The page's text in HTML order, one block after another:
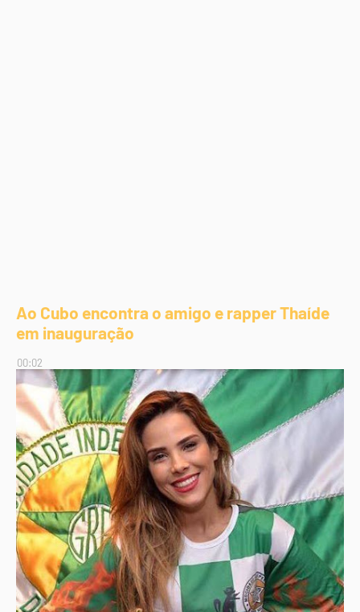
Ao Cubo encontra o amigo e rapper Thaíde
em inauguração
00:02